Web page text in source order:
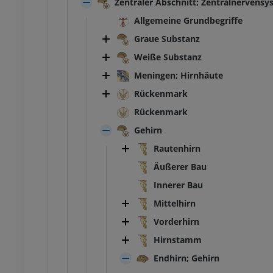
Allgemeine Grundbegriffe
Graue Substanz
Weiße Substanz
Meningen; Hirnhäute
Rückenmark
Rückenmark
Gehirn
Rautenhirn
Äußerer Bau
Innerer Bau
Mittelhirn
Vorderhirn
Hirnstamm
Endhirn; Gehirn
Fußwurzel-MRT
MRT
MRT Vorfuß
MRT
MRT
PREMIUM
Röntgenaufnahme der
unteren Extremität
Röntgenbilder
Untere Extremität